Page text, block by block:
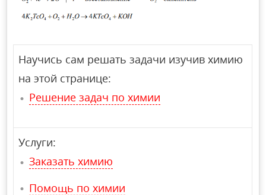
Научись сам решать задачи изучив химию
на этой странице:
Решение задач по химии
Услуги:
Заказать химию
Помощь по химии